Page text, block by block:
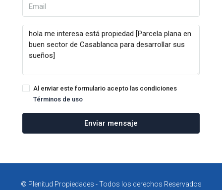
Al enviar este formulario acepto las condiciones
Términos de uso
Enviar mensaje
© Plenitud Propiedades - Todos los derechos Reservados